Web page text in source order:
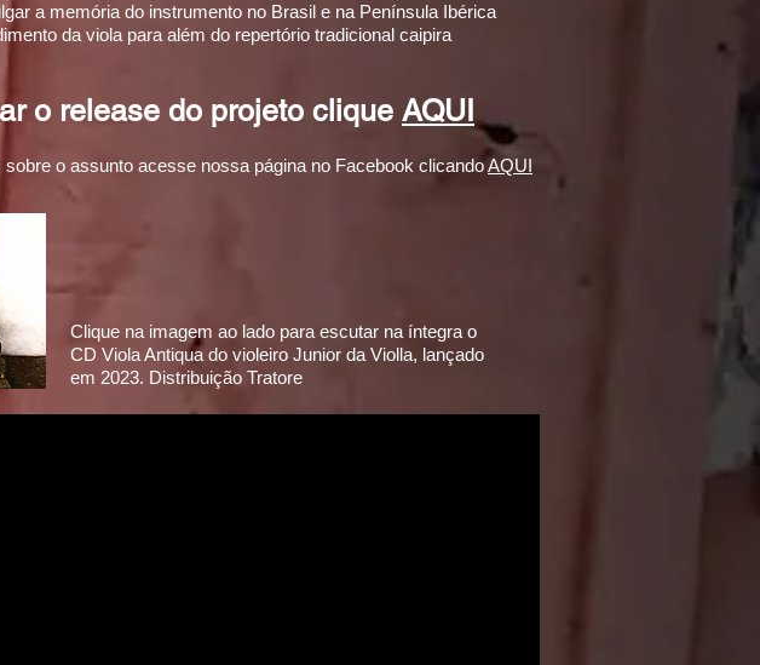
a memória do instrumento no Brasil e na Península Ibérica
da viola para além do repertório tradicional caipira
o release do projeto clique AQUI
sobre o assunto acesse nossa página no Facebook clicandoAQUI
Clique na imagem ao lado para escutar na íntegra o
CD Viola Antiqua do violeiro Junior da Violla, lançado
em 2023. Distribuição Tratore